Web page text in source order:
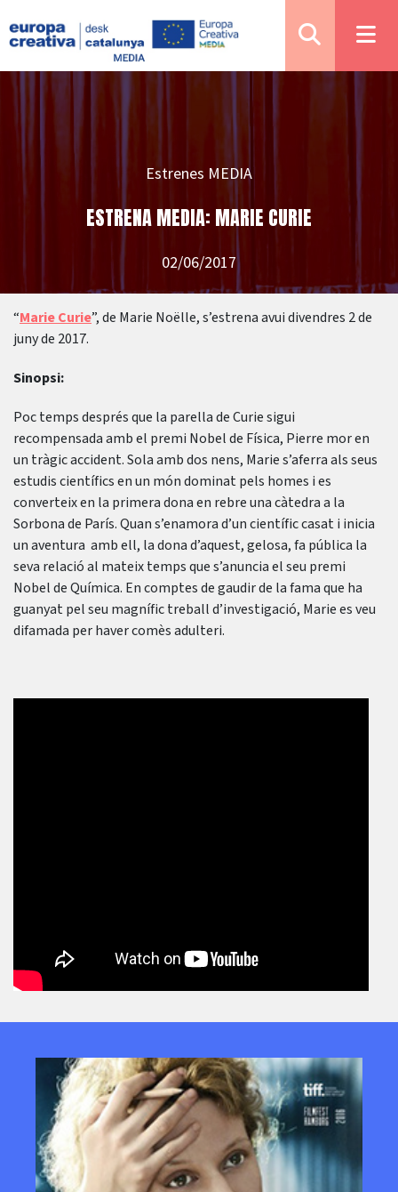
Estrenes MEDIA
ESTRENA MEDIA: MARIE CURIE
02/06/2017
“Marie Curie”, de Marie Noëlle, s’estrena avui divendres 2 de
juny de 2017.
Sinopsi:
Poc temps després que la parella de Curie sigui
recompensada amb el premi Nobel de Física, Pierre mor en
un tràgic accident. Sola amb dos nens, Marie s’aferra als seus
estudis científics en un món dominat pels homes i es
converteix en la primera dona en rebre una càtedra a la
Sorbona de París. Quan s’enamora d’un científic casat i inicia
un aventura amb ell, la dona d’aquest, gelosa, fa pública la
seva relació al mateix temps que s’anuncia el seu premi
Nobel de Química. En comptes de gaudir de la fama que ha
guanyat pel seu magnífic treball d’investigació, Marie es veu
difamada per haver comès adulteri.